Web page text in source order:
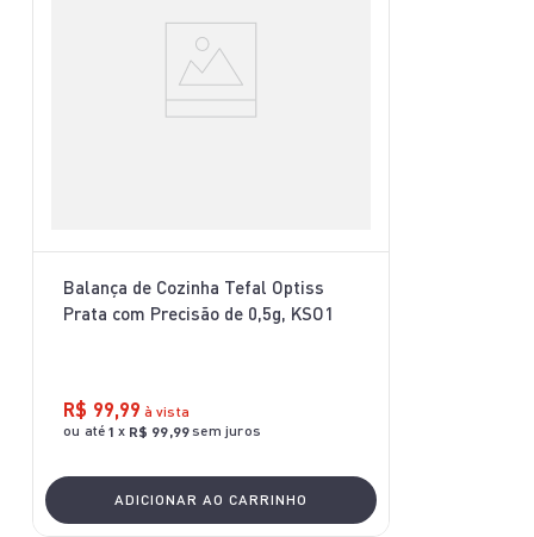
Balança de Cozinha Tefal Optiss
Prata com Precisão de 0,5g, KSO1
R$ 99,99 à vista
ou até 1 x R$ 99,99sem juros
ADICIONAR AO CARRINHO